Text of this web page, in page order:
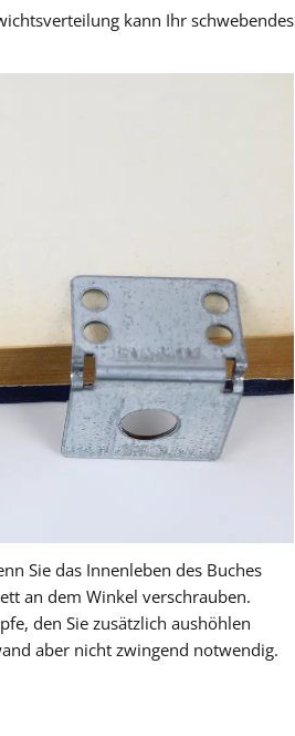
kann Ihr schwebendes
Sie das Innenleben des Buches
an dem Winkel verschrauben.
den Sie zusätzlich aushöhlen
aber nicht zwingend notwendig.